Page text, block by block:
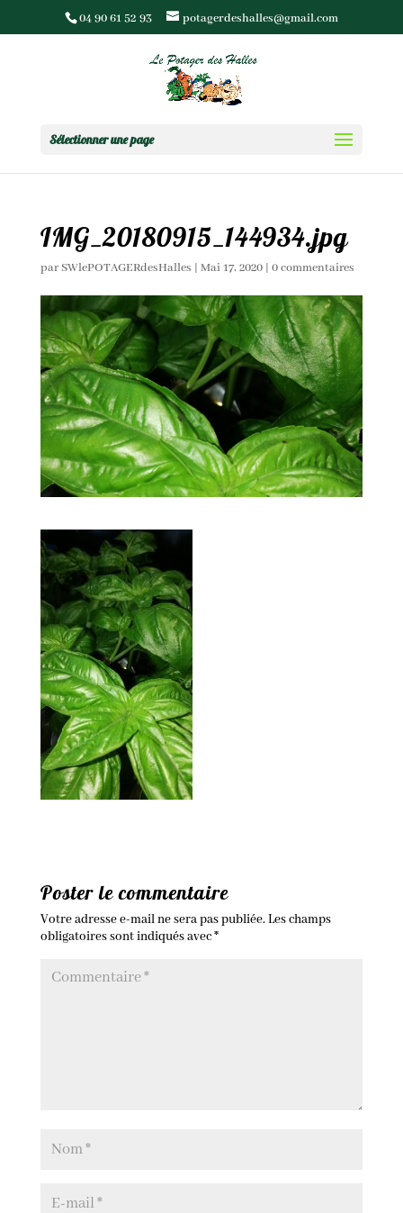
04 90 61 52 93 potagerdeshalles@gmail.com
Sélectionner une page
IMG_20180915_144934.jpg
parSWlePOTAGERdesHalles | Mai 17, 2020| 0 commentaires
Poster le commentaire
Votre adresse e-mail ne sera pas publiée.Les champs
obligatoires sont indiqués avec*